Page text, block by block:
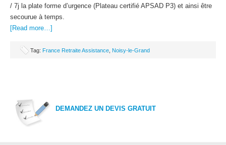
/ 7j la plate forme d’urgence (Plateau certifié APSAD P3) et ainsi être
secourue à temps.
[Read more…]
Tag: France Retraite Assistance Noisy-le-Grand
DEMANDEZ UN DEVIS GRATUIT